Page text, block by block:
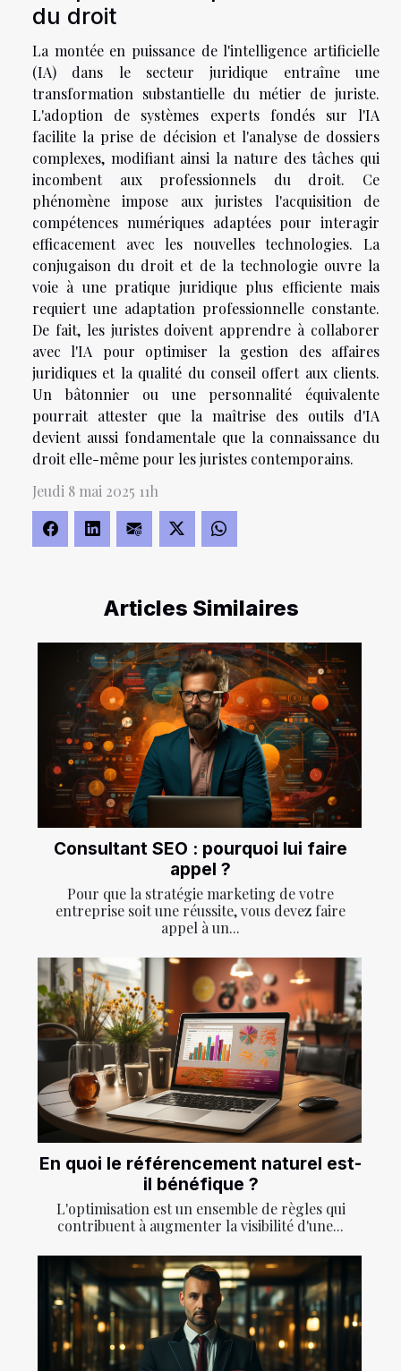
Articles Similaires
Consultant SEO : pourquoi lui faire
appel ?
Pour que la stratégie marketing de votre
entreprise soit une réussite, vous devez faire
appel à un...
En quoi le référencement naturel est-
il bénéfique ?
L'optimisation est un ensemble de règles qui
contribuent à augmenter la visibilité d'une...
du droit
La montée en puissance de l'intelligence artificielle
(IA) dans le secteur juridique entraîne une
transformation substantielle du métier de juriste.
L'adoption de systèmes experts fondés sur l'IA
facilite la prise de décision et l'analyse de dossiers
complexes, modifiant ainsi la nature des tâches qui
incombent aux professionnels du droit. Ce
phénomène impose aux juristes l'acquisition de
compétences numériques adaptées pour interagir
efficacement avec les nouvelles technologies. La
conjugaison du droit et de la technologie ouvre la
voie à une pratique juridique plus efficiente mais
requiert une adaptation professionnelle constante.
De fait, les juristes doivent apprendre à collaborer
avec l'IA pour optimiser la gestion des affaires
juridiques et la qualité du conseil offert aux clients.
Un bâtonnier ou une personnalité équivalente
pourrait attester que la maîtrise des outils d'IA
devient aussi fondamentale que la connaissance du
droit elle-même pour les juristes contemporains.
Jeudi 8 mai 2025 11h